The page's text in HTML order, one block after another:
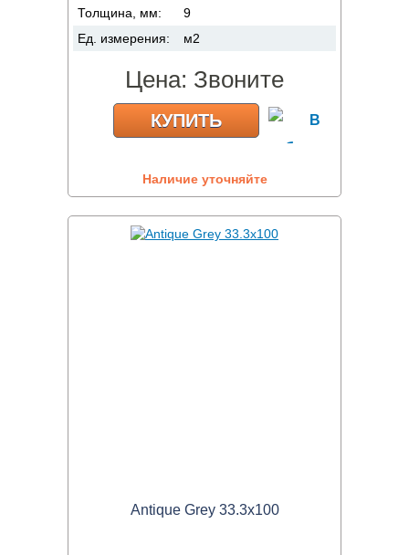
Толщина, мм:
9
Ед. измерения:
м2
Цена: Звоните
КУПИТЬ
Наличие уточняйте
Antique Grey 33.3x100